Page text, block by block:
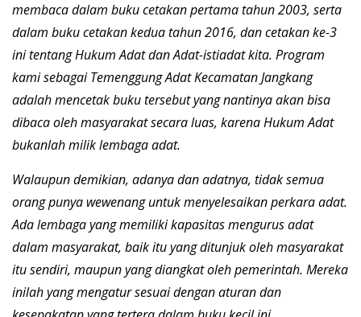
membaca dalam buku cetakan pertama tahun 2003, serta
dalam buku cetakan kedua tahun 2016, dan cetakan ke-3
ini tentang Hukum Adat dan Adat-istiadat kita. Program
kami sebagai Temenggung Adat Kecamatan Jangkang
adalah mencetak buku tersebut yang nantinya akan bisa
dibaca oleh masyarakat secara luas, karena Hukum Adat
bukanlah milik lembaga adat.
Walaupun demikian, adanya dan adatnya, tidak semua
orang punya wewenang untuk menyelesaikan perkara adat.
Ada lembaga yang memiliki kapasitas mengurus adat
dalam masyarakat, baik itu yang ditunjuk oleh masyarakat
itu sendiri, maupun yang diangkat oleh pemerintah. Mereka
inilah yang mengatur sesuai dengan aturan dan